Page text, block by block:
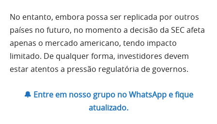
No entanto, embora possa ser replicada por outros
países no futuro, no momento a decisão da SEC afeta
apenas o mercado americano, tendo impacto
limitado. De qualquer forma, investidores devem
estar atentos a pressão regulatória de governos.
🔔 Entre em nosso grupo no WhatsApp e fique
atualizado.